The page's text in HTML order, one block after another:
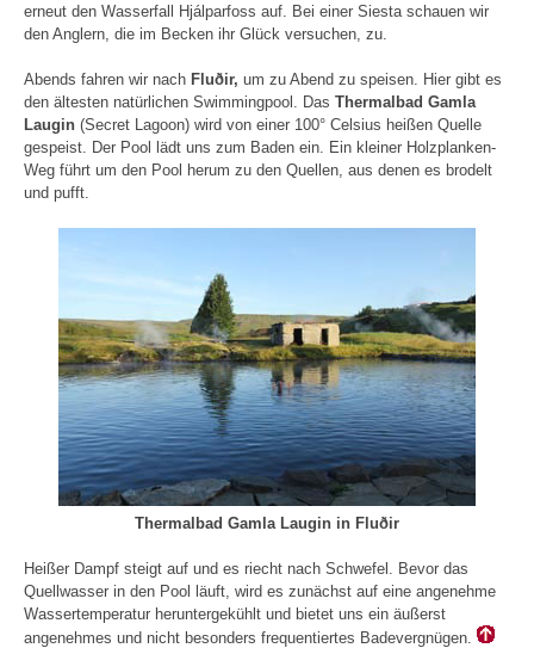
erneut den Wasserfall Hjálparfoss auf. Bei einer Siesta schauen wir
den Anglern, die im Becken ihr Glück versuchen, zu.
Abends fahren wir nach Fluðir, um zu Abend zu speisen. Hier gibt es
den ältesten natürlichen Swimmingpool. Das Thermalbad Gamla
Laugin (Secret Lagoon) wird von einer 100° Celsius heißen Quelle
gespeist. Der Pool lädt uns zum Baden ein. Ein kleiner Holzplanken-
Weg führt um den Pool herum zu den Quellen, aus denen es brodelt
und pufft.
Thermalbad Gamla Laugin in Fluðir
Heißer Dampf steigt auf und es riecht nach Schwefel. Bevor das
Quellwasser in den Pool läuft, wird es zunächst auf eine angenehme
Wassertemperatur heruntergekühlt und bietet uns ein äußerst
angenehmes und nicht besonders frequentiertes Badevergnügen.